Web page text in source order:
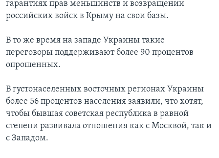
гарантиях прав меньшинств и возвращении
российских войск в Крыму на свои базы.
В то же время на западе Украины такие
переговоры поддерживают более 90 процентов
опрошенных.
В густонаселенных восточных регионах Украины
более 56 процентов населения заявили, что хотят,
чтобы бывшая советская республика в равной
степени развивала отношения как с Москвой, так и
с Западом.